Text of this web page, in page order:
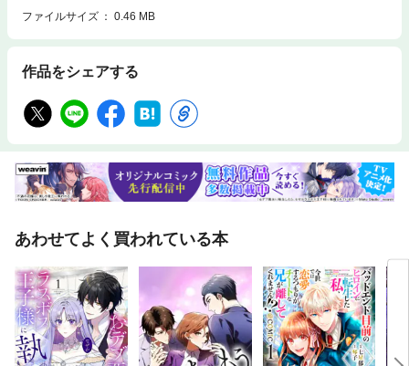
ファイルサイズ
0.46 MB
作品をシェアする
あわせてよく買われている本